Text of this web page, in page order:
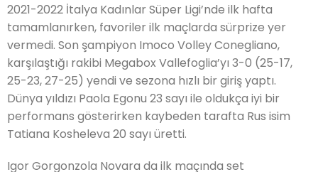
2021-2022 İtalya Kadınlar Süper Ligi’nde ilk hafta
tamamlanırken, favoriler ilk maçlarda sürprize yer
vermedi. Son şampiyon Imoco Volley Conegliano,
karşılaştığı rakibi Megabox Vallefoglia’yı 3-0 (25-17,
25-23, 27-25) yendi ve sezona hızlı bir giriş yaptı.
Dünya yıldızı Paola Egonu 23 sayı ile oldukça iyi bir
performans gösterirken kaybeden tarafta Rus isim
Tatiana Kosheleva 20 sayı üretti.
Igor Gorgonzola Novara da ilk maçında set